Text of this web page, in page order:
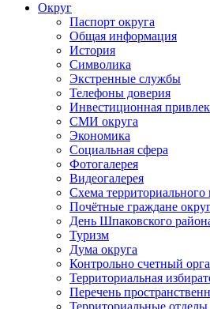
Округ
Паспорт округа
Общая информация
История
Символика
Экстренные службы
Телефоны доверия
Инвестиционная
СМИ округа
Экономика
Социальная сфера
Фотогалерея
Видеогалерея
Схема
Почётные граждане
День Шпаковского
Туризм
Дума округа
Контрольно счетный
Территориальная
Перечень